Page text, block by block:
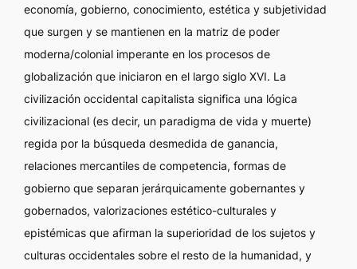
economía, gobierno, conocimiento, estética y subjetividad
que surgen y se mantienen en la matriz de poder
moderna/colonial imperante en los procesos de
globalización que iniciaron en el largo siglo XVI. La
civilización occidental capitalista significa una lógica
civilizacional (es decir, un paradigma de vida y muerte)
regida por la búsqueda desmedida de ganancia,
relaciones mercantiles de competencia, formas de
gobierno que separan jerárquicamente gobernantes y
gobernados, valorizaciones estético-culturales y
epistémicas que afirman la superioridad de los sujetos y
culturas occidentales sobre el resto de la humanidad, y